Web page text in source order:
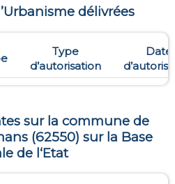
délivrées
Type
d’autorisation
Date
sur la commune de
(62550) sur la Base
de l‘Etat